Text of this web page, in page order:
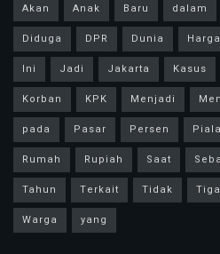
Akan Anak Baru dalam
Diduga
DPR Dunia Harga
Ini
Jadi Jakarta Kasus
Korban
KPK Menjadi
pada
Pasar Persen Piala
Rumah
Rupiah Saat
Tahun
Terkait Tidak Tiga
Warga
yang